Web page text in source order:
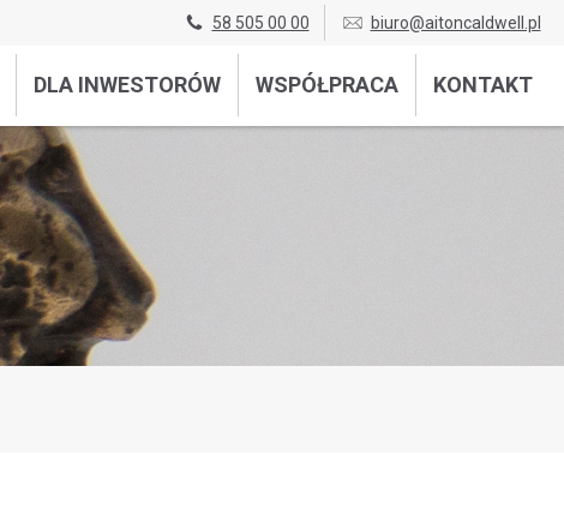
58 505 00 00 biuro@aitoncaldwell.pl
DLA INWESTORÓW WSPÓŁPRACA KONTAKT